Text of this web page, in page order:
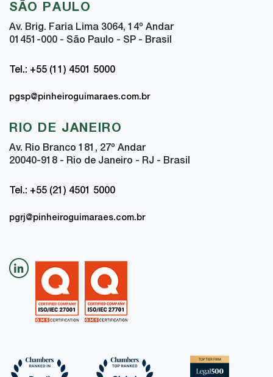
SÃO PAULO
Av. Brig. Faria Lima 3064, 14º Andar
01451-000 - São Paulo - SP - Brasil
Tel.: +55 (11) 4501 5000
pgsp@pinheiroguimaraes.com.br
RIO DE JANEIRO
Av. Rio Branco 181, 27º Andar
20040-918 - Rio de Janeiro - RJ - Brasil
Tel.: +55 (21) 4501 5000
pgrj@pinheiroguimaraes.com.br